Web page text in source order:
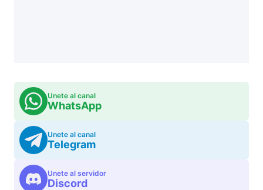
Unete al canal
WhatsApp
Unete al canal
Telegram
Unete al servidor
Discord